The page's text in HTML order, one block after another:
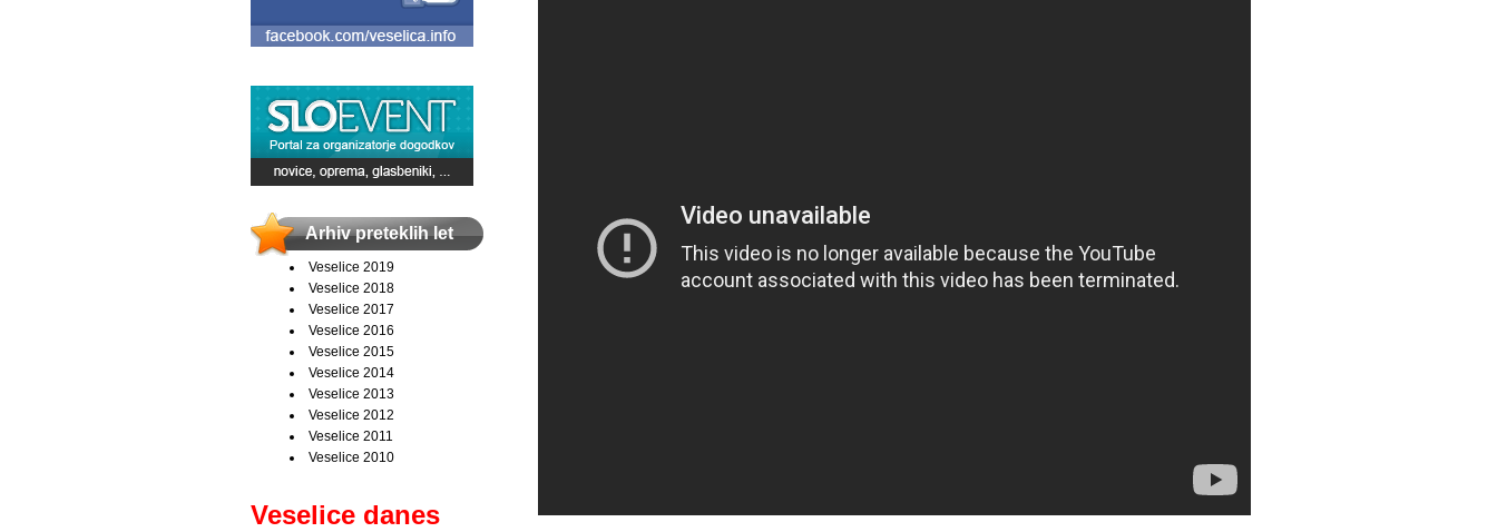
Arhiv preteklih let
Veselice 2019
Veselice 2018
Veselice 2017
Veselice 2016
Veselice 2015
Veselice 2014
Veselice 2013
Veselice 2012
Veselice 2011
Veselice 2010
Veselice danes